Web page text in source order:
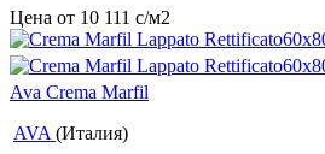
Цена от 10 111 c/м2
Ava Crema Marfil
AVA (Италия)